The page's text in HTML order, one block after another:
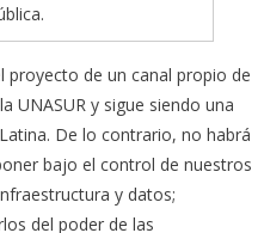
proyecto de un canal propio de
UNASUR y sigue siendo una
De lo contrario, no habrá
bajo el control de nuestros
y datos;
del poder de las